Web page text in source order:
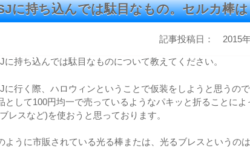
に持ち込んでは駄目なもの。セルカ棒
記事投稿日： 2015
に持ち込んでは駄目なものについて教えてください。
に行く際、ハロウィンということで仮装をしようと思うの
として100円均一で売っているようなパキッと折ることによ
レスなど)を使おうと思っております。
ように市販されている光る棒または、光るブレスというの